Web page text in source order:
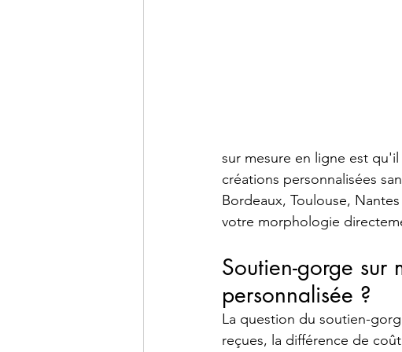
sur mesure en ligne est
créations personnalisées
Bordeaux, Toulouse,
votre morphologie
Soutien-gorge sur
personnalisée ?
La question du soutien-
reçues, la différence de